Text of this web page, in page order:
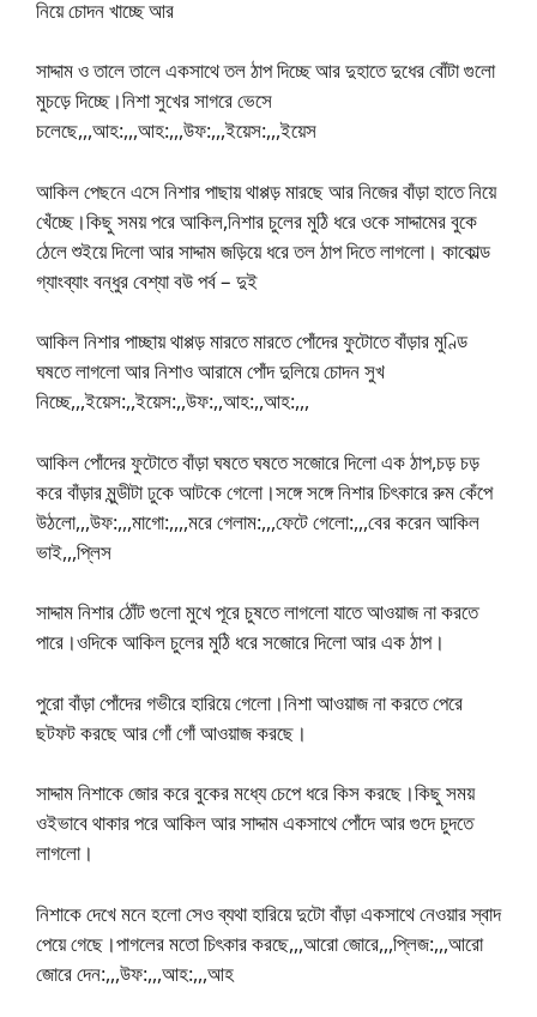
নিয়ে চোদন খাচ্ছে আর
সাদ্দাম ও তালে তালে একসাথে তল ঠাপ দিচ্ছে আর দুহাতে দুধের বোঁটা গুলো
মুচড়ে দিচ্ছে।নিশা সুখের সাগরে ভেসে
চলেছে,,,আহ:,,,আহ:,,,উফ:,,,ইয়েস:,,,ইয়েস
আকিল পেছনে এসে নিশার পাছায় থাপ্পড় মারছে আর নিজের বাঁড়া হাতে নিয়ে
খেঁচ্ছে।কিছু সময় পরে আকিল,নিশার চুলের মুঠি ধরে ওকে সাদ্দামের বুকে
ঠেলে শুইয়ে দিলো আর সাদ্দাম জড়িয়ে ধরে তল ঠাপ দিতে লাগলো। কাকোল্ড
গ্যাংব্যাং বন্ধুর বেশ্যা বউ পর্ব – দুই
আকিল নিশার পাচ্ছায় থাপ্পড় মারতে মারতে পোঁদের ফুটোতে বাঁড়ার মুণ্ডি
ঘষতে লাগলো আর নিশাও আরামে পোঁদ দুলিয়ে চোদন সুখ
নিচ্ছে,,,ইয়েস:,,ইয়েস:,,উফ:,,আহ:,,আহ:,,,
আকিল পোঁদের ফুটোতে বাঁড়া ঘষতে ঘষতে সজোরে দিলো এক ঠাপ,চড় চড়
করে বাঁড়ার মুন্ডীটা ঢুকে আটকে গেলো।সঙ্গে সঙ্গে নিশার চিৎকারে রুম কেঁপে
উঠলো,,,উফ:,,,মাগো:,,,,মরে গেলাম:,,,ফেটে গেলো:,,,বের করেন আকিল
ভাই,,,প্লিস
সাদ্দাম নিশার ঠোঁট গুলো মুখে পূরে চুষতে লাগলো যাতে আওয়াজ না করতে
পারে।ওদিকে আকিল চুলের মুঠি ধরে সজোরে দিলো আর এক ঠাপ।
পুরো বাঁড়া পোঁদের গভীরে হারিয়ে গেলো।নিশা আওয়াজ না করতে পেরে
ছটফট করছে আর গোঁ গোঁ আওয়াজ করছে।
সাদ্দাম নিশাকে জোর করে বুকের মধ্যে চেপে ধরে কিস করছে।কিছু সময়
ওইভাবে থাকার পরে আকিল আর সাদ্দাম একসাথে পোঁদে আর গুদে চুদতে
লাগলো।
নিশাকে দেখে মনে হলো সেও ব্যথা হারিয়ে দুটো বাঁড়া একসাথে নেওয়ার স্বাদ
পেয়ে গেছে।পাগলের মতো চিৎকার করছে,,,আরো জোরে,,,প্লিজ:,,,আরো
জোরে দেন:,,,উফ:,,,আহ:,,,আহ